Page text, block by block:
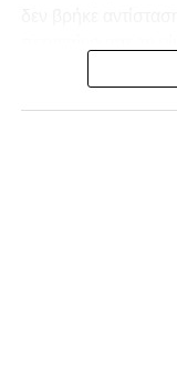
πρωτάθλημα και